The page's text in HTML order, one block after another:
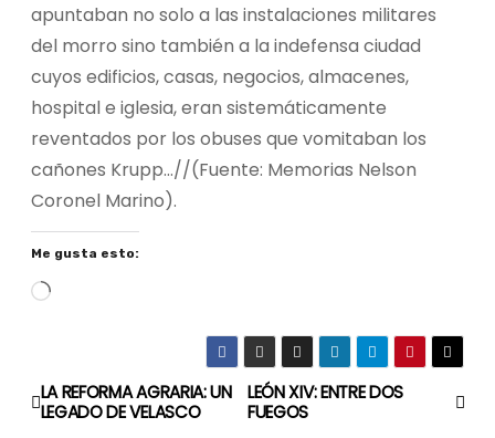
apuntaban no solo a las instalaciones militares
del morro sino también a la indefensa ciudad
cuyos edificios, casas, negocios, almacenes,
hospital e iglesia, eran sistemáticamente
reventados por los obuses que vomitaban los
cañones Krupp…//(Fuente: Memorias Nelson
Coronel Marino).
Me gusta esto:
C
g
a
N
LEÓN XIV: ENTRE DOS
FUEGOS
LA REFORMA AGRARIA: UN
LEGADO DE VELASCO